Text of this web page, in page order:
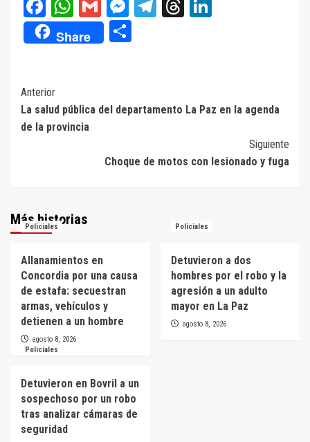
Facebook
WhatsApp
GmailMessenger
Telegram
Threads
Share
Navegación
de
entradas
Anterior
La salud pública del departamento La Paz en la agenda
de la provincia
Siguiente
Choque de motos con lesionado y fuga
Más historias
Policiales
Allanamientos en
Concordia por una causa
de estafa: secuestran
armas, vehículos y
detienen a un hombre
agosto 8, 2026
Policiales
Detuvieron a dos
hombres por el robo y la
agresión a un adulto
mayor en La Paz
agosto 8, 2026
Policiales
Detuvieron en Bovril a un
sospechoso por un robo
tras analizar cámaras de
seguridad